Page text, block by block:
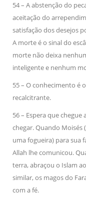
54 – A abstenção do
aceitação do
satisfação dos desejos
A morte é o sinal do
morte não deixa
inteligente e nenhum
55 – O conhecimento é
recalcitrante.
56 – Espera que
chegar. Quando Moisés
uma fogueira) para sua
Allah lhe comunicou.
terra, abraçou o Islam
similar, os magos do
com a fé.